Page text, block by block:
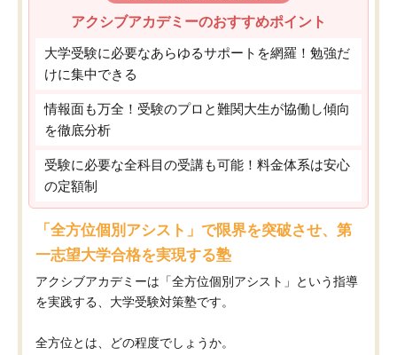
アクシブアカデミーのおすすめポイント
大学受験に必要なあらゆるサポートを網羅！勉強だ
けに集中できる
情報面も万全！受験のプロと難関大生が協働し傾向
を徹底分析
受験に必要な全科目の受講も可能！料金体系は安心
の定額制
「全方位個別アシスト」で限界を突破させ、第
一志望大学合格を実現する塾
アクシブアカデミーは「全方位個別アシスト」という指導
を実践する、大学受験対策塾です。
全方位とは、どの程度でしょうか。